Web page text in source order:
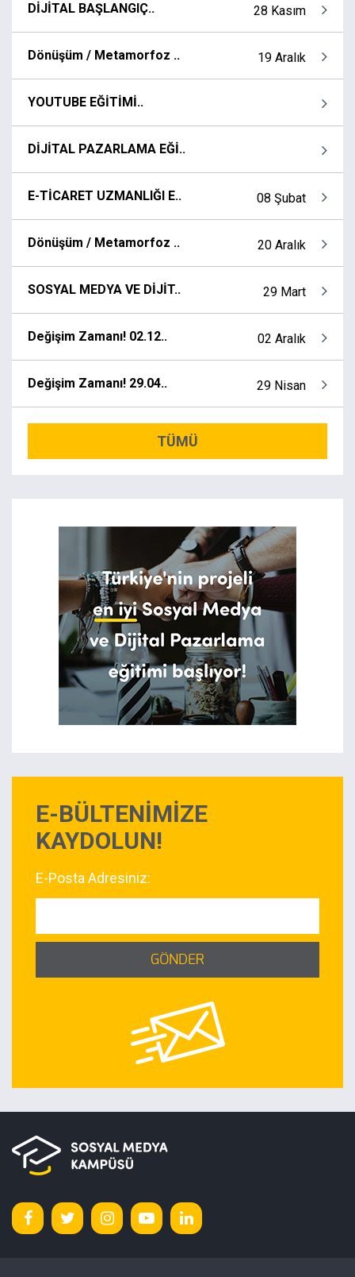
DİJİTAL BAŞLANGIÇ.. 28 Kasım
Dönüşüm / Metamorfoz .. 19 Aralık
YOUTUBE EĞİTİMİ..
DİJİTAL PAZARLAMA EĞİ..
E-TİCARET UZMANLIĞI E.. 08 Şubat
Dönüşüm / Metamorfoz .. 20 Aralık
SOSYAL MEDYA VE DİJİT.. 29 Mart
Değişim Zamanı! 02.12.. 02 Aralık
Değişim Zamanı! 29.04.. 29 Nisan
TÜMÜ
E-BÜLTENİMİZE
KAYDOLUN!
E-Posta Adresiniz:
GÖNDER